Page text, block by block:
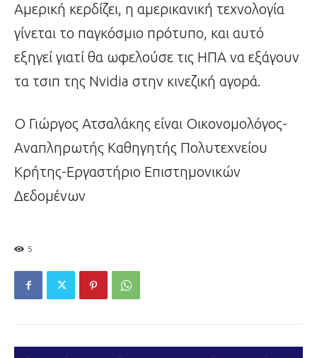
Αμερική κερδίζει, η αμερικανική τεχνολογία
γίνεται το παγκόσμιο πρότυπο, και αυτό
εξηγεί γιατί θα ωφελούσε τις ΗΠΑ να εξάγουν
τα τσιπ της Nvidia στην κινεζική αγορά.
Ο Γιώργος Ατσαλάκης είναι Οικονομολόγος-
Αναπληρωτής Καθηγητής Πολυτεχνείου
Κρήτης-Εργαστήριο Επιστημονικών
Δεδομένων
5